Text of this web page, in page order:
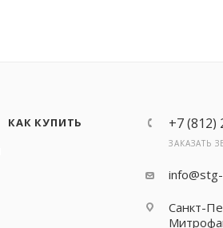
КАК КУПИТЬ
+7 (812)
ЗАКАЗАТЬ
Санкт-